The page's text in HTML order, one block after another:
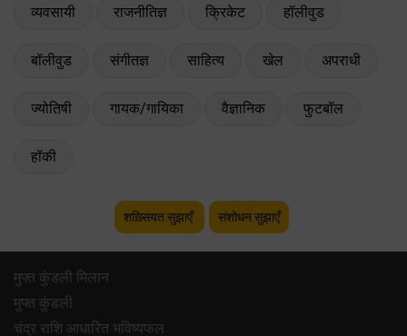
व्यवसायी राजनीतिज्ञ क्रिकेट हॉलीवुड
बॉलीवुड संगीतज्ञ साहित्य खेल अपराधी
ज्योतिषी गायक/गायिका वैज्ञानिक फुटबॉल
हॉकी
शख़्सियत सुझाएँ संशोधन सुझाएँ
मुफ्त कुंडली मिलान
मुफ्त कुंडली
चंद्र राशि आधारित भविष्यफल